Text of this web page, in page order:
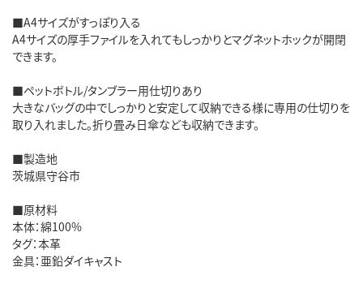
■A4サイズがすっぽり入る
A4サイズの厚手ファイルを入れてもしっかりとマグネットホックが開閉
できます。
■ペットボトル/タンブラー用仕切りあり
大きなバッグの中でしっかりと安定して収納できる様に専用の仕切りを
取り入れました。折り畳み日傘なども収納できます。
■製造地
茨城県守谷市
■原材料
本体：綿100%
タグ：本革
金具：亜鉛ダイキャスト